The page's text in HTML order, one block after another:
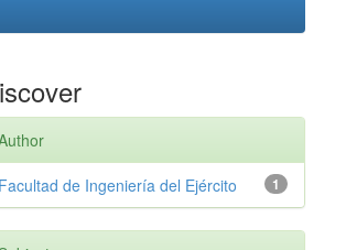
1
Facultad de Ingeniería del Ejército